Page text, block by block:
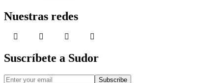
Nuestras redes
Suscríbete a Sudor
Subscribe